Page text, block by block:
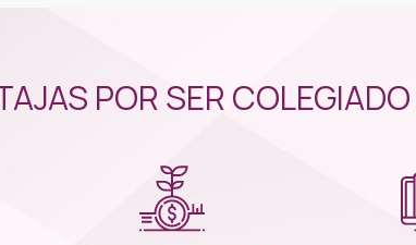
POR SER COLEGIADO